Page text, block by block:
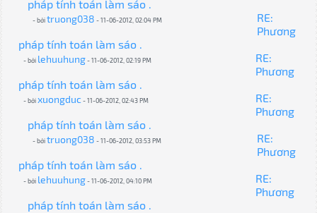
pháp tính toán làm sáo .
- bởitruong038 - 11-06-2012, 02:04 PM
RE:
Phương
pháp tính toán làm sáo .
- bởi lehuuhung- 11-06-2012, 02:19 PM
RE:
Phương
pháp tính toán làm sáo .
- bởixuongduc- 11-06-2012, 02:43 PM
RE:
Phương
pháp tính toán làm sáo .
- bởitruong038 - 11-06-2012, 03:53 PM
RE:
Phương
pháp tính toán làm sáo .
- bởi lehuuhung- 11-06-2012, 04:10 PM
RE:
Phương
pháp tính toán làm sáo .